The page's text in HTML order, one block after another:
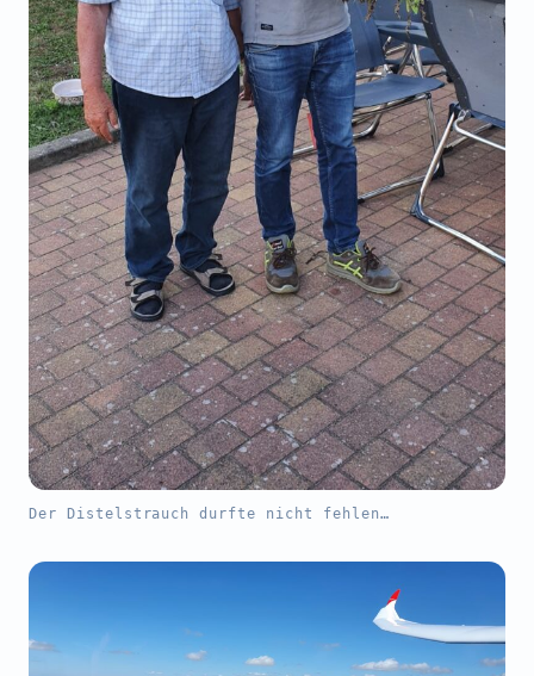
Der Distelstrauch durfte nicht fehlen…